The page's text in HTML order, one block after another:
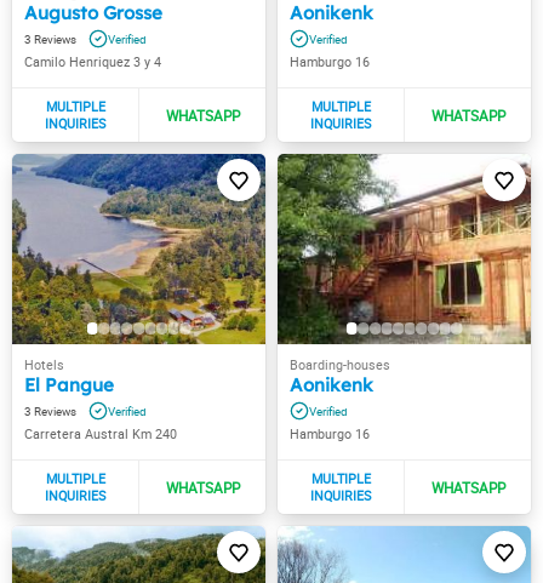
Augusto Grosse
3
Camilo Henriquez 3 y 4
Aonikenk
Hamburgo 16
El Pangue
3
Carretera Austral Km 240
Aonikenk
Hamburgo 16